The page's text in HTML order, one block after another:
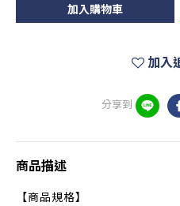
加入購物車
加入
分享到
商品描述
【商品規格】